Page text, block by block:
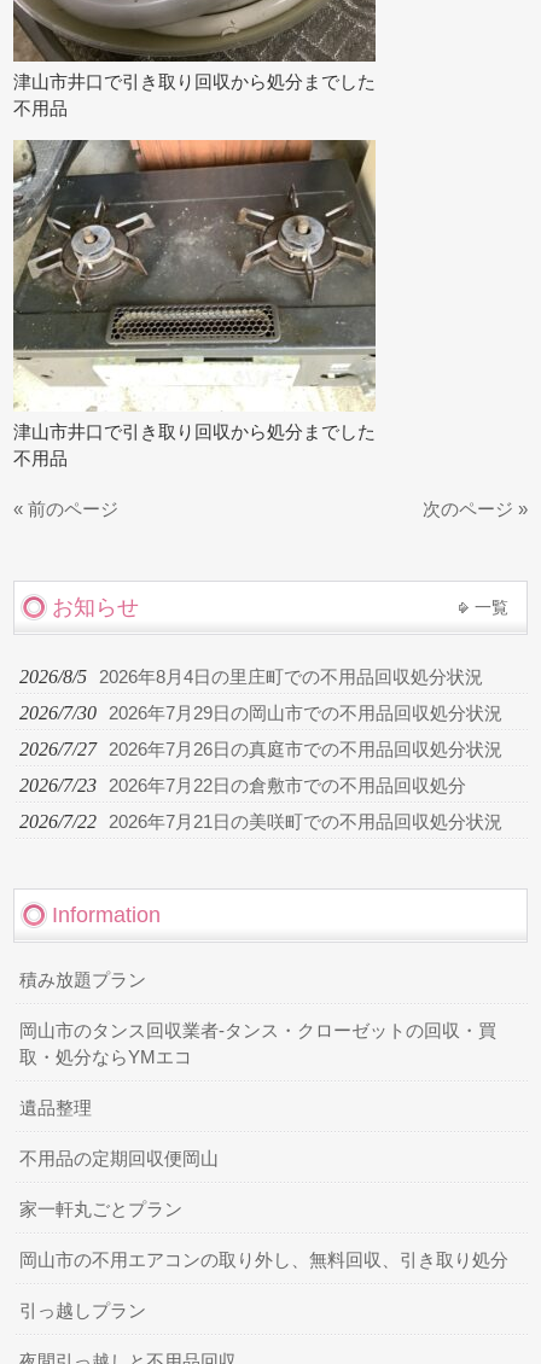
津山市井口で引き取り回収から処分までした
不用品
津山市井口で引き取り回収から処分までした
不用品
« 前のページ 次のページ »
お知らせ 一覧
2026/8/5 2026年8月4日の里庄町での不用品回収処分状況
2026/7/30 2026年7月29日の岡山市での不用品回収処分状況
2026/7/27 2026年7月26日の真庭市での不用品回収処分状況
2026/7/23 2026年7月22日の倉敷市での不用品回収処分
2026/7/22 2026年7月21日の美咲町での不用品回収処分状況
Information
積み放題プラン
岡山市のタンス回収業者-タンス・クローゼットの回収・買
取・処分ならYMエコ
遺品整理
不用品の定期回収便岡山
家一軒丸ごとプラン
岡山市の不用エアコンの取り外し、無料回収、引き取り処分
引っ越しプラン